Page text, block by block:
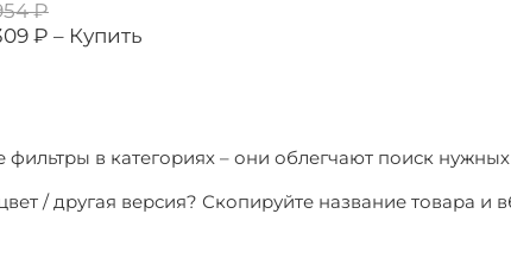
₽
₽ – Купить
фильтры в категориях – они облегчают поиск
/ другая версия? Скопируйте название товара и